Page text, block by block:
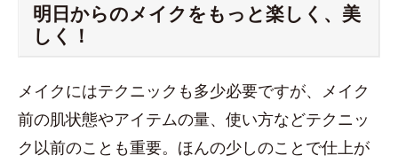
明日からのメイクをもっと楽しく、美
しく！
メイクにはテクニックも多少必要ですが、メイク
前の肌状態やアイテムの量、使い方などテクニッ
ク以前のことも重要。ほんの少しのことで仕上が